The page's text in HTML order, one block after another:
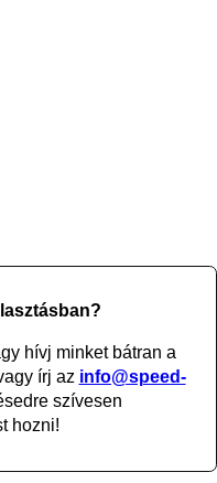
hívj minket bátran a
írj az info@speed-
szívesen
hozni!